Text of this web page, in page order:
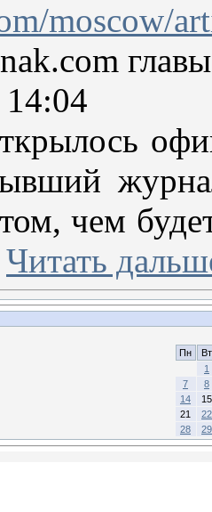
moscow/
14:04
чем
Читать
Пн
Вт
1
7
8
14
15
21
22
28
29